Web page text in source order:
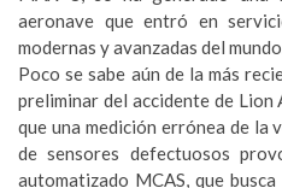
aeronave que entró en
modernas y avanzadas del
Poco se sabe aún de la más
preliminar del accidente de
que una medición errónea de
de sensores defectuosos
automatizado MCAS, que